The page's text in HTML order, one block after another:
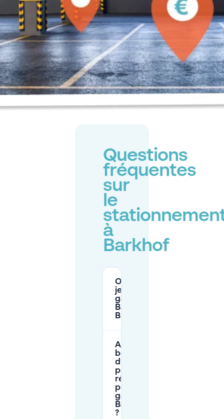
Questions
fréquentes
sur
le
à
Barkhof
Où puis-
je me
garer à
Barkhof,
Brême ?
Ai-je
besoin
d’un
permis
résident
pour me
garer à
Barkhof
?